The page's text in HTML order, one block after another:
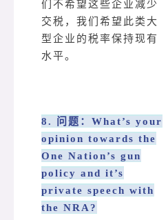
们不希望这些企业减少
交税，我们希望此类大
型企业的税率保持现有
水平。
8. 问题：What’s your
opinion towards the
One Nation’s gun
policy and it’s
private speech with
the NRA?